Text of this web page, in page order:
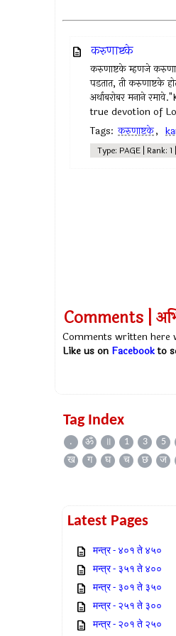
करुणाष्टके
करुणाष्टके म्हणजे
पडतात, ती करुणाष्टके
अर्थाबरोबर मनाने
true devotion of
Tags: करुणाष्टके,
Type: PAGE | Rank:
Comments |
Comments written here
Like us on Facebookto
Tag Index
. ॐ ॥ 1 3 5
ख
ग घ च छ ज
Latest Pages
मन्त्र - ४०१ ते ४५०
मन्त्र - ३५१ ते ४००
मन्त्र - ३०१ ते ३५०
मन्त्र - २५१ ते ३००
मन्त्र - २०१ ते २५०